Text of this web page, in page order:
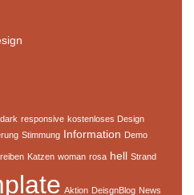
dark responsive kostenloses Design
Stimmung Information Demo
Katzen woman rosa hell Strand
Aktion DeisgnBlog News